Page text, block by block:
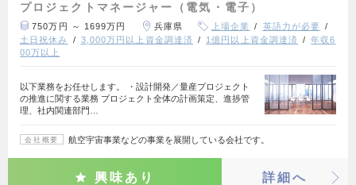
プロジェクトマネージャー（電気・電子）
750万円 ～ 1699万円 兵庫県 上場企業
英語力が必要
土日祝休み
3,000万円以上資金調達済 1億円以上資金調達済
年収6
00万以上
以下業務をお任せします。 ・設計開発／量産プロジェクト
の推進に関する業務 プロジェクト全体の計画策定、進捗管
理、社内関連部門…
会社概要 航空宇宙事業などの事業を展開している会社です。
興味あり 詳細へ